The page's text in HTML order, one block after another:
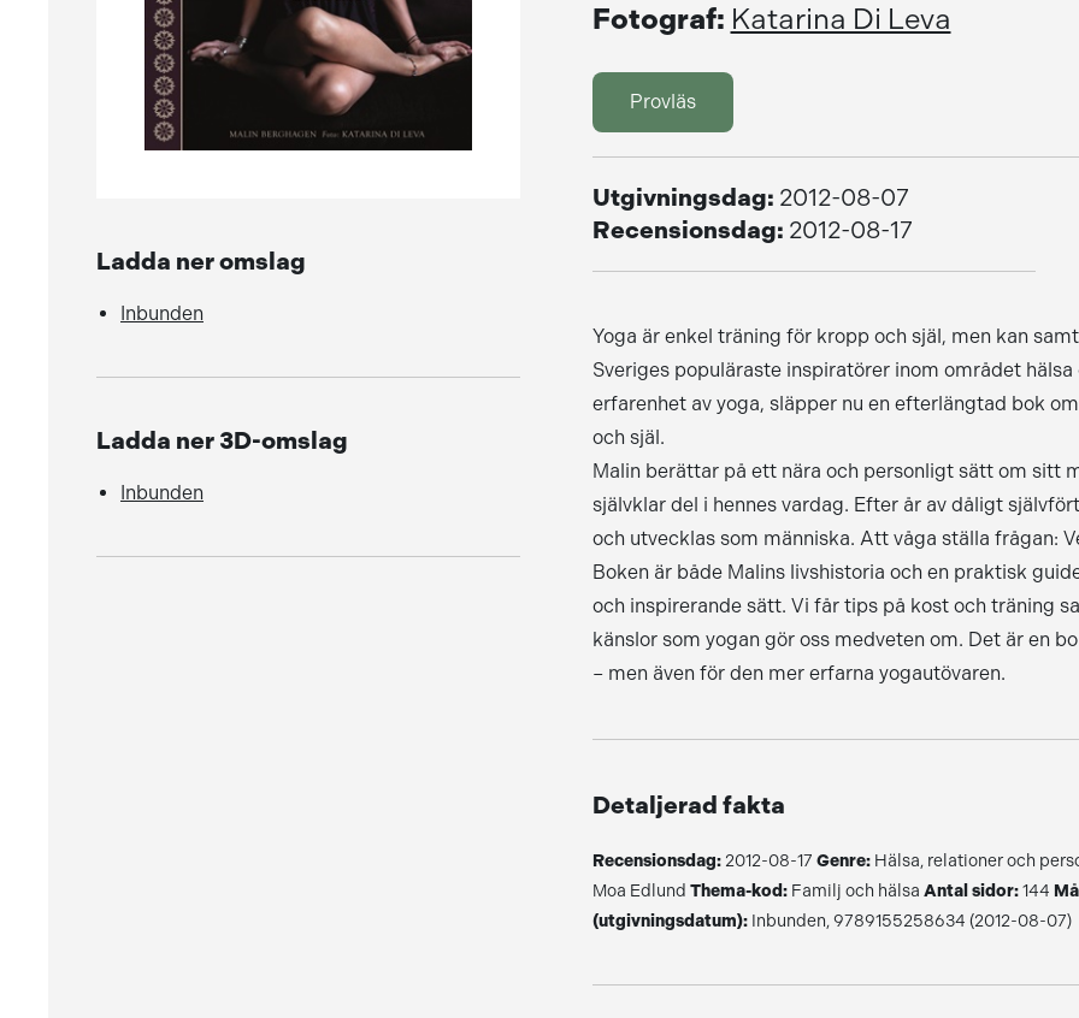
Ladda ner omslag
Inbunden
Ladda ner 3D-omslag
Inbunden
Fotograf: Katarina Di Leva
Provläs
Utgivningsdag: 2012-08-07
Recensionsdag: 2012-08-17
Yoga är enkel träning för kropp och själ, men kan
Sveriges populäraste inspiratörer inom området
erfarenhet av yoga, släpper nu en efterlängtad bok
och själ.
Malin berättar på ett nära och personligt sätt om sitt
självklar del i hennes vardag. Efter år av dåligt
och utvecklas som människa. Att våga ställa frågan:
Boken är både Malins livshistoria och en praktisk
och inspirerande sätt. Vi får tips på kost och träning
känslor som yogan gör oss medveten om. Det är en
– men även för den mer erfarna yogautövaren.
Detaljerad fakta
Recensionsdag:2012-08-17 Genre:Hälsa, relationer och
Moa Edlund Thema-kod:Familj och hälsa Antal sidor:144
(utgivningsdatum):Inbunden, 9789155258634 (2012-08-07)